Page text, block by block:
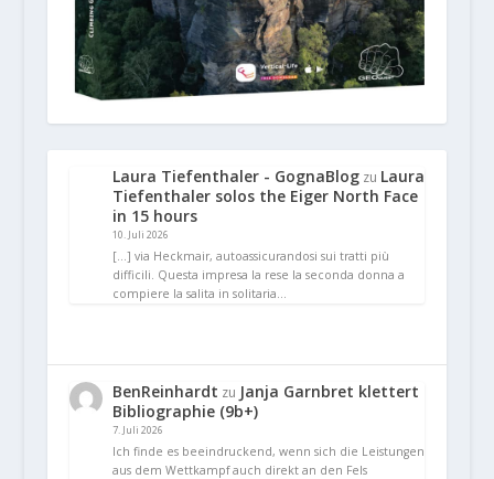
Laura Tiefenthaler - GognaBlogzu Laura
Tiefenthaler solos the Eiger North Face
in 15 hours
10. Juli 2026
[…] via Heckmair, autoassicurandosi sui tratti più
difficili. Questa impresa la rese la seconda donna a
compiere la salita in solitaria…
BenReinhardt zu Janja Garnbret klettert
Bibliographie (9b+)
7. Juli 2026
Ich finde es beeindruckend, wenn sich die Leistungen
aus dem Wettkampf auch direkt an den Fels